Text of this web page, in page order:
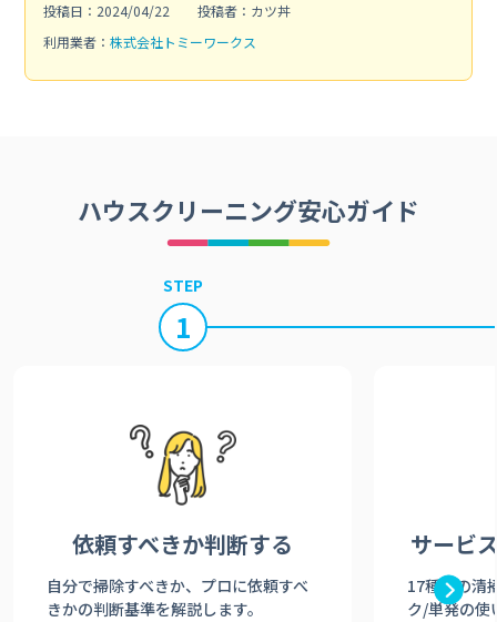
投稿日：2024/04/22
投稿者：カツ丼
利用業者： 株式会社トミーワークス
ハウスクリーニング安心ガイド
STEP
1
依頼すべきか判断する
自分で掃除すべきか、プロに依頼すべ
きかの判断基準を解説します。
サービ
17種類の清
ク/単発の使